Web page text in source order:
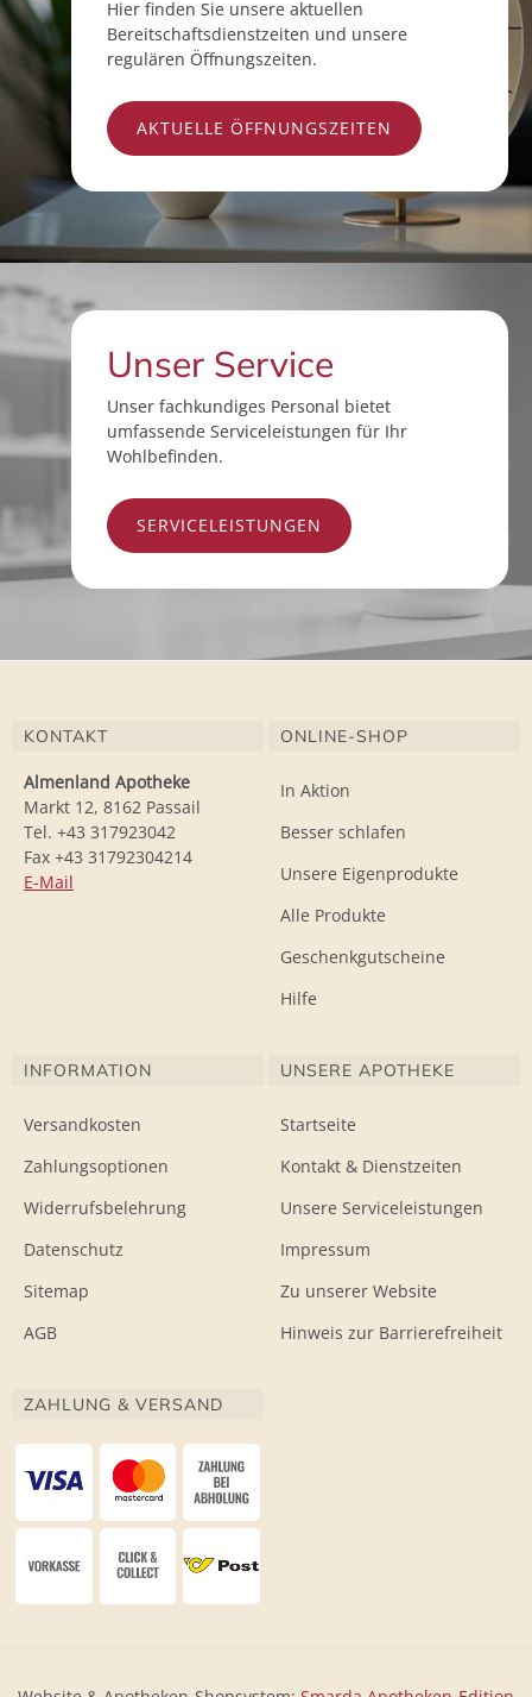
Hier finden Sie unsere aktuellen
Bereitschaftsdienstzeiten und unsere
regulären Öffnungszeiten.
AKTUELLE ÖFFNUNGSZEITEN
Unser Service
Unser fachkundiges Personal bietet
umfassende Serviceleistungen für Ihr
Wohlbefinden.
SERVICELEISTUNGEN
KONTAKT
Almenland Apotheke
Markt 12, 8162 Passail
Tel. +43 317923042
Fax +43 31792304214
E-Mail
ONLINE-SHOP
In Aktion
Besser schlafen
Unsere Eigenprodukte
Alle Produkte
Geschenkgutscheine
Hilfe
INFORMATION
Versandkosten
Zahlungsoptionen
Widerrufsbelehrung
Datenschutz
Sitemap
AGB
UNSERE APOTHEKE
Startseite
Kontakt & Dienstzeiten
Unsere Serviceleistungen
Impressum
Zu unserer Website
Hinweis zur Barrierefreiheit
ZAHLUNG & VERSAND